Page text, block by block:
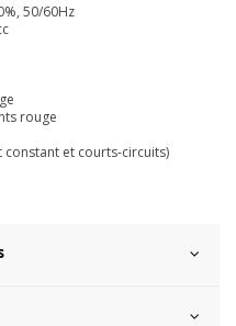
50/60Hz
rouge
et courts-circuits)